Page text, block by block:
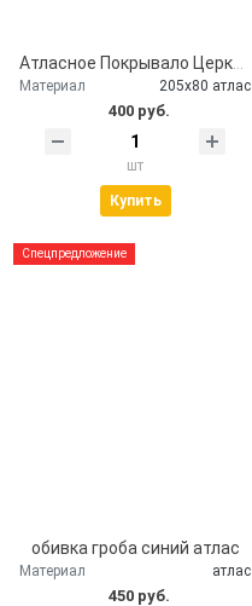
Материал 205х80 атлас
400 руб.
шт
Купить
Спецпредложение
обивка гроба синий атлас
Материал атлас
450 руб.